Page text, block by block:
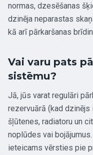
normas, dzesēšanas
dzinēja neparastas
kā arī pārkaršanas
Vai varu pats
sistēmu?
Jā, jūs varat regulāri
rezervuārā (kad
šļūtenes, radiatoru un
noplūdes vai
ieteicams vērsties pie